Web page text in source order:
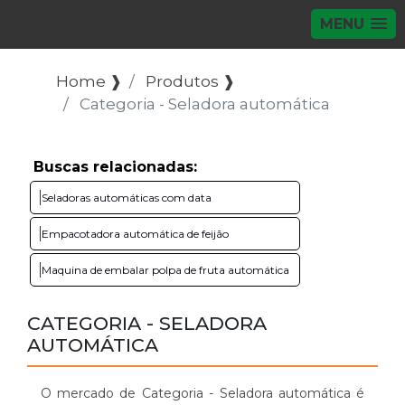
MENU
Home ❱
Produtos ❱
Categoria - Seladora automática
Buscas relacionadas:
Seladoras automáticas com data
Empacotadora automática de feijão
Maquina de embalar polpa de fruta automática
CATEGORIA - SELADORA
AUTOMÁTICA
O mercado de Categoria - Seladora automática é